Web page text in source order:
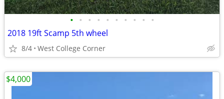
• • • • • • • • • •
2018 19ft Scamp 5th wheel
8/4 West College Corner
$4,000